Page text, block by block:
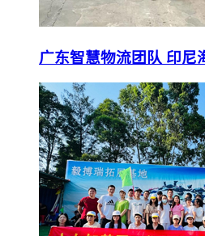
广东智慧物流团队 印尼